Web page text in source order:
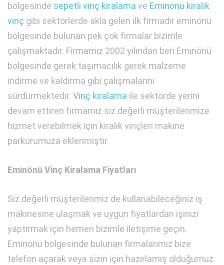
bölgesinde sepetli vinç kiralama ve Eminönü kiralık
vinç gibi sektörlerde akla gelen ilk firmadır eminönü
bölgesinde bulunan pek çok firmalar bizimle
çalışmaktadır. Firmamız 2002 yılından beri Eminönü
bölgesinde gerek taşımacılık gerek malzeme
indirme ve kaldırma gibi çalışmalarını
sürdürmektedir. Vinç kiralama ile sektörde yerini
devam ettiren firmamız siz değerli müşterilerimize
hizmet verebilmek için kiralık vinçleri makine
parkurumuza eklenmiştir.
Eminönü Vinç Kiralama Fiyatları
Siz değerli müşterilerimiz de kullanabileceğiniz iş
makinesine ulaşmak ve uygun fiyatlardan işinizi
yaptırmak için hemen bizimle iletişime geçin.
Eminönü bölgesinde bulunan firmalarımız bize
telefon açarak veya sizin için hazırlamış olduğumuz